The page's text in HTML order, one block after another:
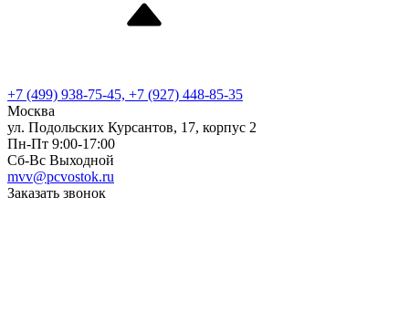
+7 (499) 938-75-45, +7 (927) 448-85-35
Москва
ул. Подольских Курсантов, 17, корпус 2
Пн-Пт 9:00-17:00
Сб-Вс Выходной
mvv@pcvostok.ru
Заказать звонок